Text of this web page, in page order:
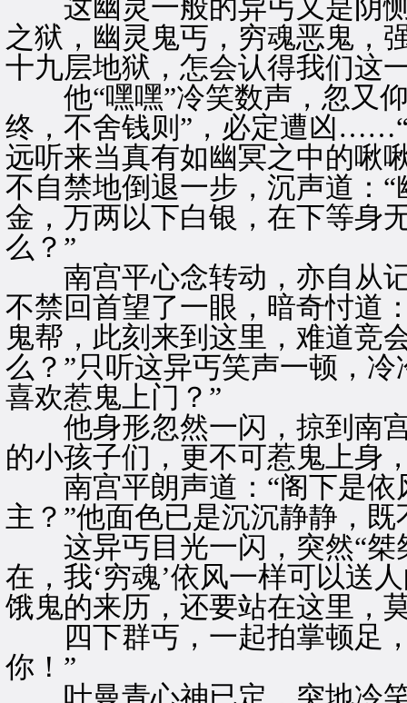
这幽灵一般的异丐又是阴恻
之狱，幽灵鬼丐，穷魂恶鬼
十九层地狱，怎会认得我们这
他“嘿嘿”冷笑数声，忽又仰
终，不舍钱则”，必定遭凶
远听来当真有如幽冥之中的啾
不自禁地倒退一步，沉声道：
金，万两以下白银，在下等身
么？”
南宫平心念转动，亦自从记
不禁回首望了一眼，暗奇忖道
鬼帮，此刻来到这里，难道竞
么？”只听这异丐笑声一顿，
喜欢惹鬼上门？”
他身形忽然一闪，掠到南宫
的小孩子们，更不可惹鬼上身
南宫平朗声道：“阁下是依
主？”他面色已是沉沉静静，
这异丐目光一闪，突然“桀
在，我‘穷魂’依风一样可以送
饿鬼的来历，还要站在这里，
四下群丐，一起拍掌顿足，
你！”